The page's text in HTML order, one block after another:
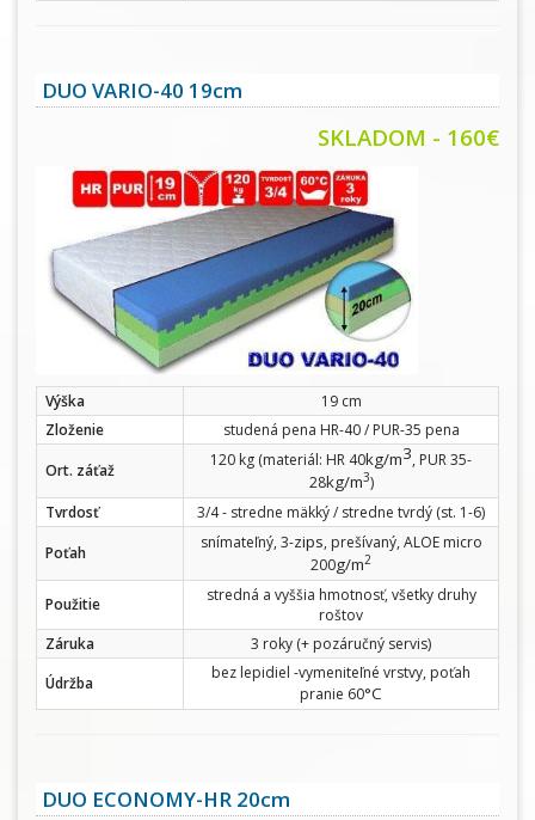
DUO VARIO-40 19cm
SKLADOM - 160€
Výška
19 cm
Zloženie
studená pena HR-40 / PUR-35 pena
Ort. záťaž
120 kg (materiál: HR 40kg/m3, PUR 35-
28kg/m3)
Tvrdosť
3/4 - stredne mäkký / stredne tvrdý (st. 1-6)
Poťah
snímateľný, 3-zips, prešívaný, ALOE micro
200g/m2
Použitie
stredná a vyššia hmotnosť, všetky druhy
roštov
Záruka
3 roky (+ pozáručný servis)
Údržba
bez lepidiel -vymeniteľné vrstvy, poťah
pranie 60°C
DUO ECONOMY-HR 20cm